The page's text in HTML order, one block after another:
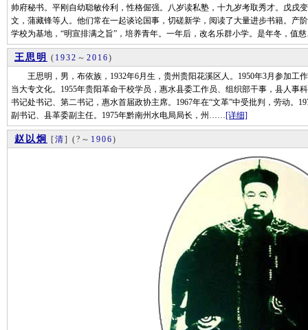
帅府秘书。平刚自幼聪敏伶利，性格倔强。八岁读私塾，十九岁考取秀才。戊戌
文，蒲藏锋等人。他们常在一起谈论国事，切磋新学，阅读了大量进步书籍。产
学校为基地，“明宣排满之旨”，培养青年。一年后，改名乐群小学。是年冬，值
王思明 ( 1932 ～ 2016)
王思明，男，布依族，1932年6月生，贵州贵阳花溪区人。1950年3月参加工
当大专文化。1955年贵阳革命干校学员，惠水县委工作员、组织部干事，县人事
书记处书记、第二书记，惠水首届政协主席。1967年在“文革”中受批判，劳动。
副书记、县革委副主任。1975年黔南州水电局局长，州……[详细]
赵以炯 [清] (?～ 1906)